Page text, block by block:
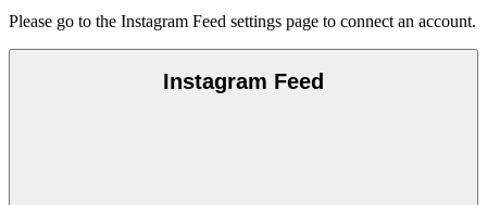
Please go to the Instagram Feed settings page to connect an account.
Instagram Feed